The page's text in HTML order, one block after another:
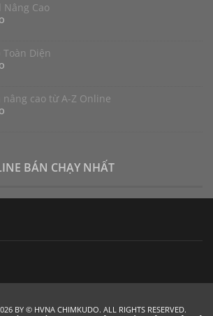
Nâng Cao
Diện
cao từ A-Z Online
BÁN CHẠY NHẤT
BY © HVNA CHIMKUDO. ALL RIGHTS RESERVED.